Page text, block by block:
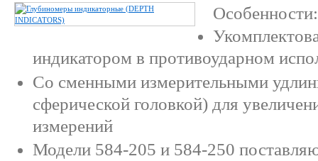
Особенности:
индикатором в противоударном
Со сменными измерительными
сферической головкой) для
измерений
Модели 584-205 и 584-250